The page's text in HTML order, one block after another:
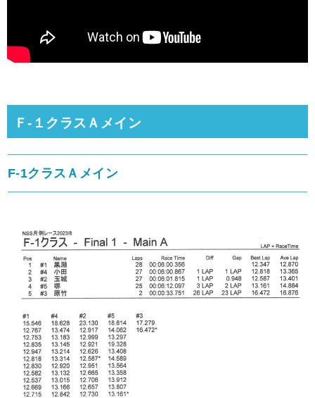
Ｆ-１クラスＡメイン
F-1クラスＡメイン